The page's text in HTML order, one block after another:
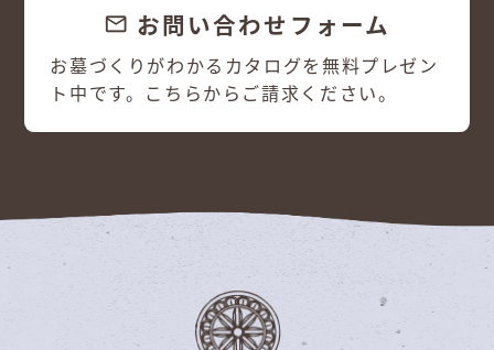
email お問い合わせフォーム
お墓づくりがわかるカタログを無料プレゼン
ト中です。こちらからご請求ください。